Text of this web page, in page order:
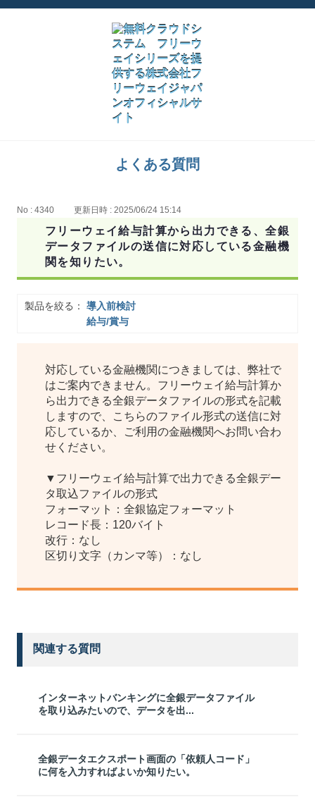
よくある質問
No : 4340 更新日時 : 2025/06/24 15:14
フリーウェイ給与計算から出力できる、全銀
データファイルの送信に対応している金融機
関を知りたい。
製品を絞る：
導入前検討
給与/賞与
対応している金融機関につきましては、弊社で
はご案内できません。フリーウェイ給与計算か
ら出力できる全銀データファイルの形式を記載
しますので、こちらのファイル形式の送信に対
応しているか、ご利用の金融機関へお問い合わ
せください。
▼フリーウェイ給与計算で出力できる全銀デー
タ取込ファイルの形式
フォーマット：全銀協定フォーマット
レコード長：120バイト
改行：なし
区切り文字（カンマ等）：なし
関連する質問
インターネットバンキングに全銀データファイル
を取り込みたいので、データを出...
全銀データエクスポート画面の「依頼人コード」
に何を入力すればよいか知りたい。